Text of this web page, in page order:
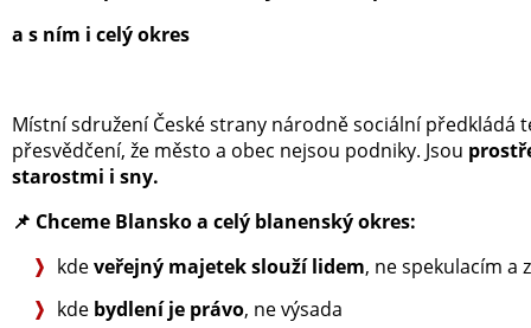
a s ním i celý okres
Místní sdružení České strany národně sociální předkládá
přesvědčení, že město a obec nejsou podniky. Jsou
starostmi i sny.
📌 Chceme Blansko a celý blanenský okres:
kdeveřejný majetek slouží lidem, ne spekulacím a
kde bydlení je právo, ne výsada